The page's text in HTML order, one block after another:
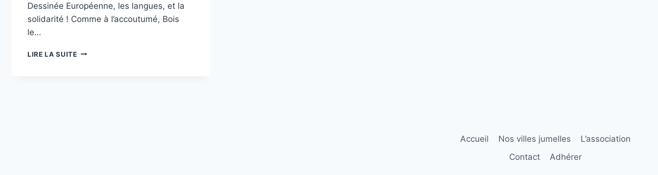
Dessinée Européenne, les langues, et la
solidarité ! Comme à l’accoutumé, Bois
le…
LIRE LA SUITERETOUR
Accueil Nos villes jumelles
L’association
Contact
Adhérer